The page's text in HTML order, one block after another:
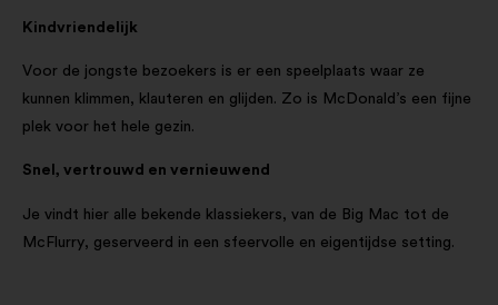
Kindvriendelijk
Voor de jongste bezoekers is er een speelplaats waar ze
kunnen klimmen, klauteren en glijden. Zo is McDonald’s een fijne
plek voor het hele gezin.
Snel, vertrouwd en vernieuwend
Je vindt hier alle bekende klassiekers, van de Big Mac tot de
McFlurry, geserveerd in een sfeervolle en eigentijdse setting.